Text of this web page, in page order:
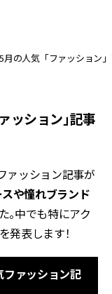
5月の人気「ファッション
ッション」記事
ァッション記事が
や憧れブランド
。中でも特にアク
表します！
ファッション記